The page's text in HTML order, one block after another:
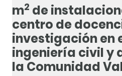
m2 de
centro de
investigación en
ingeniería civil y
la Comunidad